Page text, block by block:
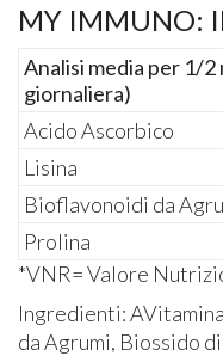
MY IMMUNO:
Analisi media per 1/2
giornaliera)
Acido Ascorbico
Lisina
Bioflavonoidi da
Prolina
*VNR= Valore
Ingredienti:
da Agrumi, Biossido